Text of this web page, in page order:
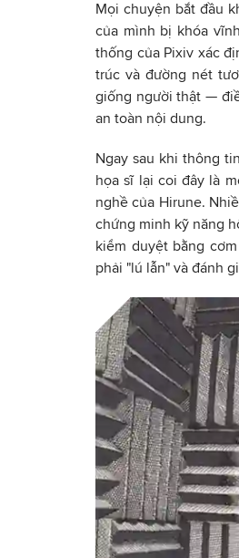
Mọi chuyện bắt đầu
của mình bị khóa
thống của Pixiv xác
trúc và đường nét
giống người thật —
an toàn nội dung.
Ngay sau khi thông
họa sĩ lại coi đây là
nghề của Hirune.
chứng minh kỹ năng
kiểm duyệt bằng
phải "lú lẫn" và đánh